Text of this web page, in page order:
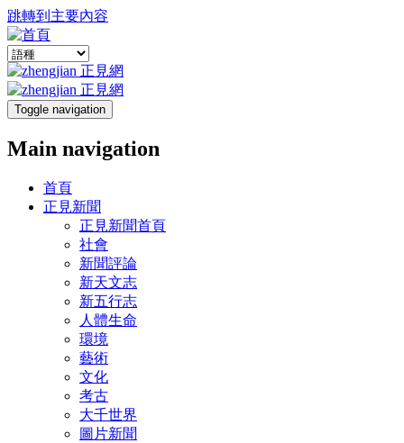
跳轉到主要內容
Toggle navigation
Main navigation
首頁
正見新聞
正見新聞首頁
社會
新聞評論
新天文志
新五行志
人體生命
環境
藝術
文化
考古
大千世界
圖片新聞